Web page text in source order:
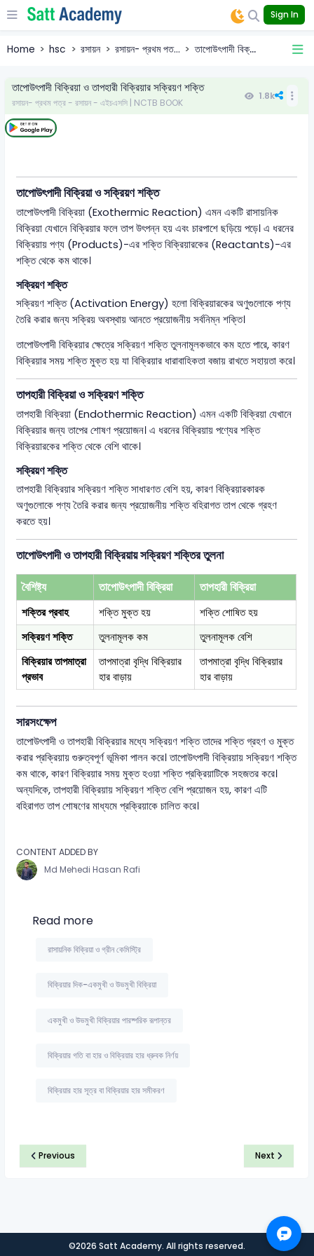
Sign In
Home hsc রসায়ন রসায়ন- প্রথম পত... তাপোউৎপাদী বিক্...
তাপোউৎপাদী বিক্রিয়া ও তাপহারী বিক্রিয়ার সক্রিয়ণ শক্তি
রসায়ন- প্রথম পত্র - রসায়ন - এইচএসসি | NCTB BOOK
1.8k
তাপোউৎপাদী বিক্রিয়া ও সক্রিয়ণ শক্তি
তাপোউৎপাদী বিক্রিয়া (Exothermic Reaction) এমন একটি রাসায়নিক
বিক্রিয়া যেখানে বিক্রিয়ার ফলে তাপ উৎপন্ন হয় এবং চারপাশে ছড়িয়ে পড়ে। এ ধরনের
বিক্রিয়ায় পণ্য (Products)-এর শক্তি বিক্রিয়ারকের (Reactants)-এর
শক্তি থেকে কম থাকে।
সক্রিয়ণ শক্তি
সক্রিয়ণ শক্তি (Activation Energy) হলো বিক্রিয়ারকের অণুগুলোকে পণ্য
তৈরি করার জন্য সক্রিয় অবস্থায় আনতে প্রয়োজনীয় সর্বনিম্ন শক্তি।
তাপোউৎপাদী বিক্রিয়ার ক্ষেত্রে সক্রিয়ণ শক্তি তুলনামূলকভাবে কম হতে পারে, কারণ
বিক্রিয়ার সময় শক্তি মুক্ত হয় যা বিক্রিয়ার ধারাবাহিকতা বজায় রাখতে সহায়তা করে।
তাপহারী বিক্রিয়া ও সক্রিয়ণ শক্তি
তাপহারী বিক্রিয়া (Endothermic Reaction) এমন একটি বিক্রিয়া যেখানে
বিক্রিয়ার জন্য তাপের শোষণ প্রয়োজন। এ ধরনের বিক্রিয়ায় পণ্যের শক্তি
বিক্রিয়ারকের শক্তি থেকে বেশি থাকে।
সক্রিয়ণ শক্তি
তাপহারী বিক্রিয়ার সক্রিয়ণ শক্তি সাধারণত বেশি হয়, কারণ বিক্রিয়ারকারক
অণুগুলোকে পণ্য তৈরি করার জন্য প্রয়োজনীয় শক্তি বহিরাগত তাপ থেকে গ্রহণ
করতে হয়।
তাপোউৎপাদী ও তাপহারী বিক্রিয়ায় সক্রিয়ণ শক্তির তুলনা
বৈশিষ্ট্য
তাপোউৎপাদী বিক্রিয়া তাপহারী বিক্রিয়া
শক্তির প্রবাহ শক্তি মুক্ত হয়
শক্তি শোষিত হয়
সক্রিয়ণ শক্তি
তুলনামূলক কম
তুলনামূলক বেশি
বিক্রিয়ার তাপমাত্রা
প্রভাব
তাপমাত্রা বৃদ্ধি বিক্রিয়ার
হার বাড়ায়
তাপমাত্রা বৃদ্ধি বিক্রিয়ার
হার বাড়ায়
সারসংক্ষেপ
তাপোউৎপাদী ও তাপহারী বিক্রিয়ার মধ্যে সক্রিয়ণ শক্তি তাদের শক্তি গ্রহণ ও মুক্ত
করার প্রক্রিয়ায় গুরুত্বপূর্ণ ভূমিকা পালন করে। তাপোউৎপাদী বিক্রিয়ায় সক্রিয়ণ শক্তি
কম থাকে, কারণ বিক্রিয়ার সময় মুক্ত হওয়া শক্তি প্রক্রিয়াটিকে সহজতর করে।
অন্যদিকে, তাপহারী বিক্রিয়ায় সক্রিয়ণ শক্তি বেশি প্রয়োজন হয়, কারণ এটি
বহিরাগত তাপ শোষণের মাধ্যমে প্রক্রিয়াকে চালিত করে।
CONTENT ADDED BY
Md Mehedi Hasan Rafi
Read more
রাসায়নিক বিক্রিয়া ও গ্রীন কেমিস্ট্রি
বিক্রিয়ার দিক-একমুখী ও উভমুখী বিক্রিয়া
একমুখী ও উভমুখী বিক্রিয়ার পারষ্পরিক রূপান্তর
বিক্রিয়ার গতি বা হার ও বিক্রিয়ার হার ধ্রুবক নির্ণয়
বিক্রিয়ার হার সূত্র বা বিক্রিয়ার হার সমীকরণ
Previous Next
©2026 Satt Academy. All rights reserved.